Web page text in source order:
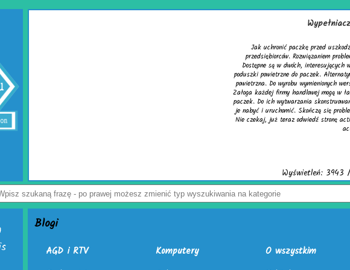
poduszki powietrzne do paczek. Alternatywą dla nich jest chroniąca równie dobrze mata
powietrzna. Do wyrobu wymienionych wersji służy folia biodegradowalna do pakowania.
Załoga każdej firmy handlowej mogą w łatwy sposób tworzyć wspomniane wypełniacze do
paczek. Do ich wytwarzania skonstruowano markowe urządzenia activaAir. Trzeba tylko
je nabyć i uruchomić. Skończą się problemy z częstymi zwrotami uszkodzonego towaru.
Nie czekaj, już teraz odwiedź stronę activaair.pl. Znajdziesz na niej pełną ofertę firmy
Blogi
AGD i RTV
Komputery
O wszystkim